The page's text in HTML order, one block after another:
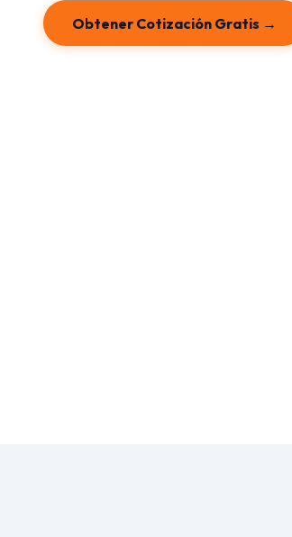
Obtener Cotización Gratis →